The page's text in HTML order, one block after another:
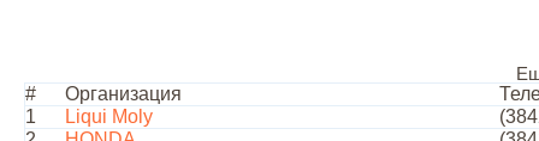
# Организация
1
Liqui Moly